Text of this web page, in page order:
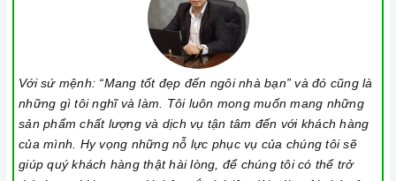
Với sứ mệnh: “Mang tốt đẹp đến ngôi nhà bạn” và đó cũng là
những gì tôi nghĩ và làm. Tôi luôn mong muốn mang những
sản phẩm chất lượng và dịch vụ tận tâm đến với khách hàng
của mình. Hy vọng những nỗ lực phục vụ của chúng tôi sẽ
giúp quý khách hàng thật hài lòng, để chúng tôi có thể trở